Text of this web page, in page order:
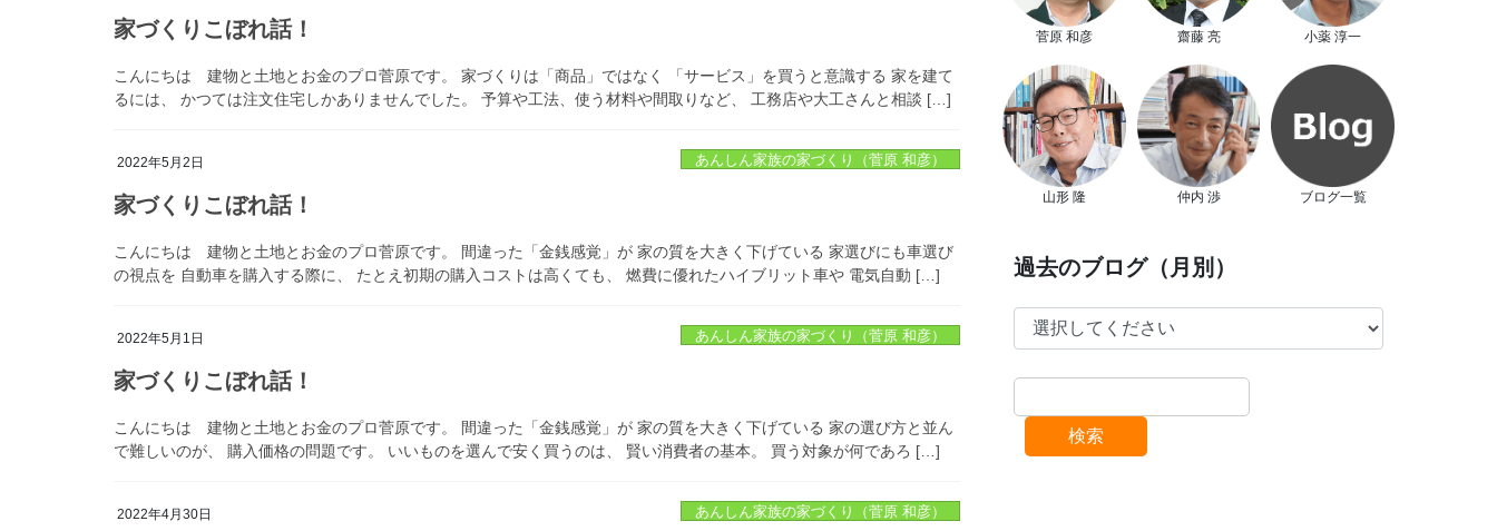
家づくりこぼれ話！
こんにちは 建物と土地とお金のプロ菅原です。 家づくりは「商品」ではなく 「サービス」を買うと意識する 家を建て
るには、 かつては注文住宅しかありませんでした。 予算や工法、使う材料や間取りなど、 工務店や大工さんと相談 […]
2022年5月2日 あんしん家族の家づくり（菅原 和彦）
家づくりこぼれ話！
こんにちは 建物と土地とお金のプロ菅原です。 間違った「金銭感覚」が 家の質を大きく下げている 家選びにも車選び
の視点を 自動車を購入する際に、 たとえ初期の購入コストは高くても、 燃費に優れたハイブリット車や 電気自動 […]
2022年5月1日 あんしん家族の家づくり（菅原 和彦）
家づくりこぼれ話！
こんにちは 建物と土地とお金のプロ菅原です。 間違った「金銭感覚」が 家の質を大きく下げている 家の選び方と並ん
で難しいのが、 購入価格の問題です。 いいものを選んで安く買うのは、 賢い消費者の基本。 買う対象が何であろ […]
2022年4月30日 あんしん家族の家づくり（菅原 和彦）
菅原 和彦 齋藤 亮 小薬 淳一
山形 隆 仲内 渉 ブログ一覧
過去のブログ（月別）
検索